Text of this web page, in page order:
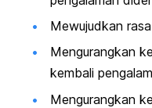
Mewujudkan
Mengurangkan
kembali
Mengurangkan